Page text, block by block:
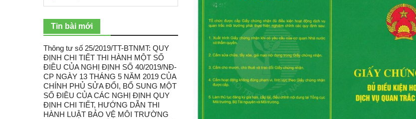
Tin bài mới
Thông tư số 25/2019/TT-BTNMT: QUY
ĐỊNH CHI TIẾT THI HÀNH MỘT SỐ
ĐIỀU CỦA NGHỊ ĐỊNH SỐ 40/2019/NĐ-
CP NGÀY 13 THÁNG 5 NĂM 2019 CỦA
CHÍNH PHỦ SỬA ĐỔI, BỔ SUNG MỘT
SỐ ĐIỀU CỦA CÁC NGHỊ ĐỊNH QUY
ĐỊNH CHI TIẾT, HƯỚNG DẪN THI
HÀNH LUẬT BẢO VỆ MÔI TRƯỜNG